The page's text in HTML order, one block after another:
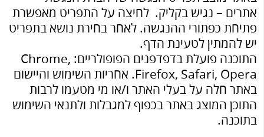
אתרים – נגיש בקליק. לחיצה על התפריט מאפשרת
פתיחת כפתורי ההנגשה. לאחר בחירת נושא בתפריט
יש להמתין לטעינת הדף.
התוכנה פועלת בדפדפנים הפופולריים: Chrome,
Firefox, Safari, Opera. אחריות השימוש והיישום
באתר חלה על בעלי האתר ו/או מי מטעמו לרבות
התוכן המוצג באתר בכפוף למגבלות ולתנאי השימוש
בתוכנה.